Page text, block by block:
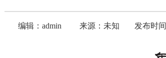
编辑：admin 来源：未知 发布时